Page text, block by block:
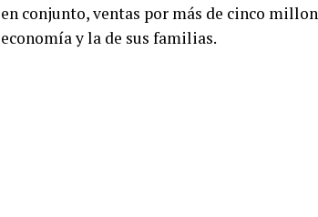
en conjunto, ventas por más de cinco
economía y la de sus familias.